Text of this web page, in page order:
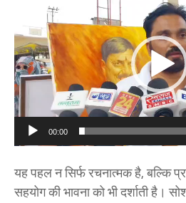
e
o
P
l
y
r
00:00
यह पहल न सिर्फ रचनात्मक है, बल्कि
सहयोग की भावना को भी दर्शाती है।